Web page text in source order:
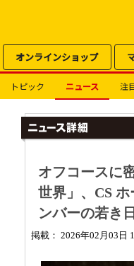
オンラインショップ
トピック ニュース 注
オフコースに
世界」、CS
ンバーの若き
掲載： 2026年02月03日